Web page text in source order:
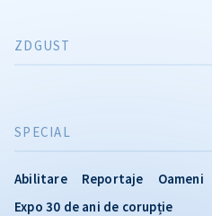
SPECIAL
Abilitare Reportaje Oameni
Expo 30 de ani de corupție
ZDGUST